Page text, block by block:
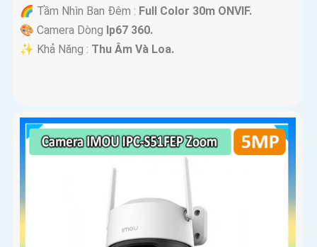
🌈 Tầm Nhìn Ban Đêm : Full Color 30m ONVIF.
🎨 Camera Dòng Ip67 360.
️✨ Khả Năng : Thu Âm Và Loa.